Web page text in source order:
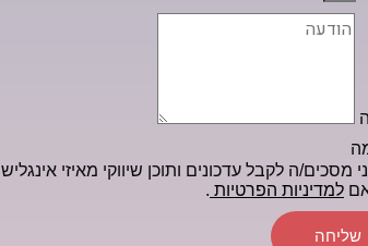
מסכים/ה לקבל עדכונים ותוכן שיווקי מאיזי אינגליש
למדיניות הפרטיות .
שליחה